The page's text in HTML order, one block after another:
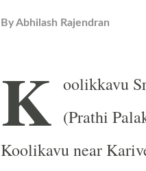
ByAbhilash Rajendran
K oolikkavu
(Prathi
Koolikavu near